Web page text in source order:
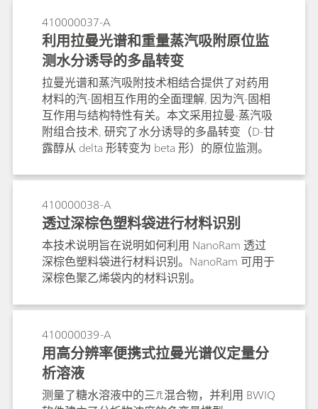
410000037-A
利用拉曼光谱和重量蒸汽吸附原位监
测水分诱导的多晶转变
拉曼光谱和蒸汽吸附技术相结合提供了对药用
材料的汽-固相互作用的全面理解, 因为汽-固相
互作用与结构特性有关。本文采用拉曼-蒸汽吸
附组合技术, 研究了水分诱导的多晶转变（D-甘
露醇从 delta 形转变为 beta 形）的原位监测。
410000038-A
透过深棕色塑料袋进行材料识别
本技术说明旨在说明如何利用 NanoRam 透过
深棕色塑料袋进行材料识别。NanoRam 可用于
深棕色聚乙烯袋内的材料识别。
410000039-A
用高分辨率便携式拉曼光谱仪定量分
析溶液
测量了糖水溶液中的三元混合物，并利用 BWIQ